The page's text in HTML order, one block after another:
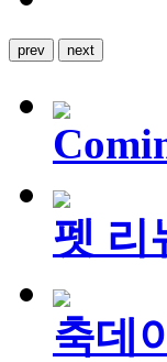
prev next
펫 리
축데